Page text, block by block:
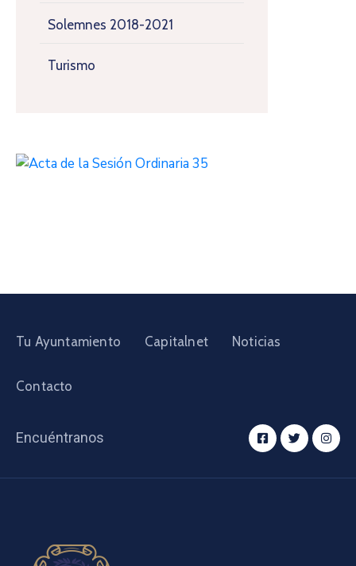
Solemnes 2018-2021
Turismo
Tu Ayuntamiento Capitalnet Noticias
Contacto
Encuéntranos